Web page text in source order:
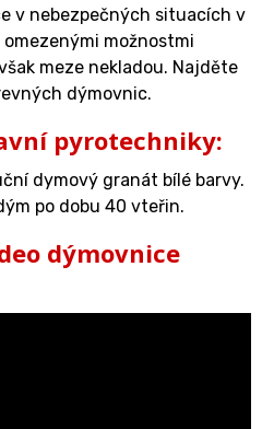
v nebezpečných situacích v
možnostmi
meze nekladou. Najděte
dýmovnic.
pyrotechniky:
dymový granát bílé barvy.
po dobu 40 vteřin.
dýmovnice